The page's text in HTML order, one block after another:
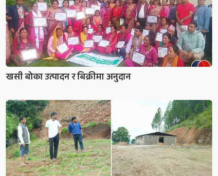
खसी बोका उत्पादन र बिक्रीमा अनुदान